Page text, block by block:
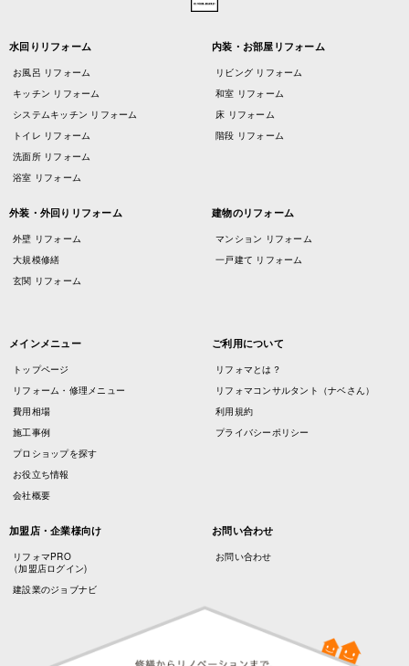
水回りリフォーム
お風呂 リフォーム
キッチン リフォーム
システムキッチン リフォーム
トイレ リフォーム
洗面所 リフォーム
浴室 リフォーム
内装・お部屋リフォーム
リビング リフォーム
和室 リフォーム
床 リフォーム
階段 リフォーム
外装・外回りリフォーム
外壁 リフォーム
大規模修繕
玄関 リフォーム
建物のリフォーム
マンション リフォーム
一戸建て リフォーム
メインメニュー
トップページ
リフォーム・修理メニュー
費用相場
施工事例
プロショップを探す
お役立ち情報
会社概要
ご利用について
リフォマとは？
リフォマコンサルタント（ナベさん）
利用規約
プライバシーポリシー
加盟店・企業様向け
リフォマPRO
（加盟店ログイン)
建設業のジョブナビ
お問い合わせ
お問い合わせ